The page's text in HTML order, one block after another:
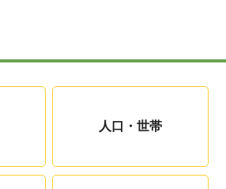
人口・世帯